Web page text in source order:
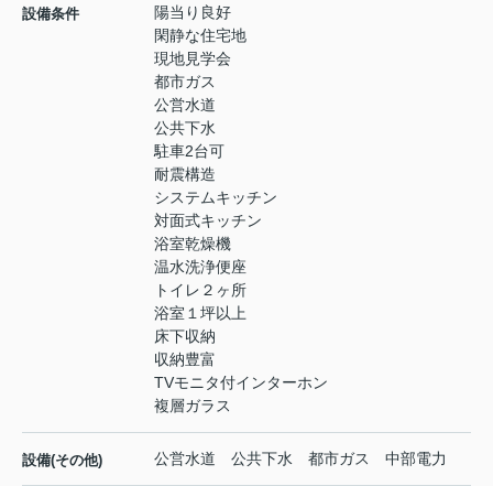
設備条件
陽当り良好
閑静な住宅地
現地見学会
都市ガス
公営水道
公共下水
駐車2台可
耐震構造
システムキッチン
対面式キッチン
浴室乾燥機
温水洗浄便座
トイレ２ヶ所
浴室１坪以上
床下収納
収納豊富
TVモニタ付インターホン
複層ガラス
設備(その他) 公営水道 公共下水 都市ガス 中部電力